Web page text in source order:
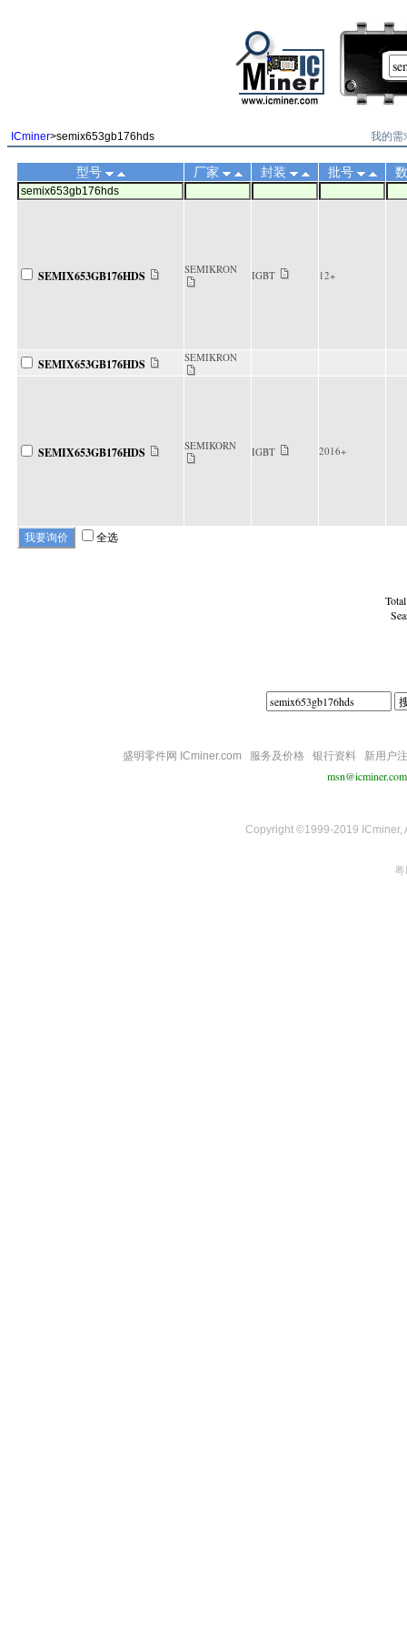
ICminer>semix653gb176hds 我的需
型号 厂家 封装 批号
SEMIX653GB176HDS SEMIKRON IGBT 12+
SEMIX653GB176HDS SEMIKRON
SEMIX653GB176HDS SEMIKORN IGBT 2016+
全选
盛明零件网 ICminer.com 服务及价格 银行资料 新用户
msn@icminer.com
Copyright ©1999-2019 ICminer,